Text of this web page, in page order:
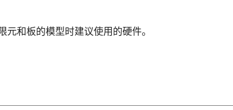
和板的模型时建议使用的硬件。